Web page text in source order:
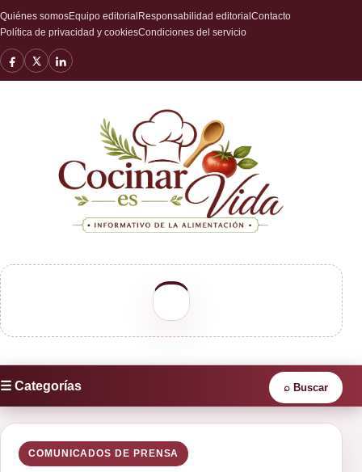
Quiénes somosEquipo editorial Responsabilidad editorial Contacto
Política de privacidad y cookiesCondiciones del servicio
☰ Categorías ⌕ Buscar
COMUNICADOS DE PRENSA